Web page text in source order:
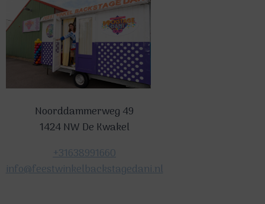
Noorddammerweg 49
1424 NW De Kwakel
+31638991660
info@feestwinkelbackstagedani.nl